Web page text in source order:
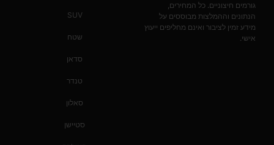
SUV
שטח
סדאן
טנדר
סאלון
סטיישן
גורמים חיצוניים. כל המחירים,
הנתונים וההמלצות מבוססים על
מידע זמין לציבור ואינם מחליפים ייעוץ
אישי.